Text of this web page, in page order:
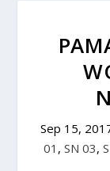
Sep 15,
01 , SN 03,